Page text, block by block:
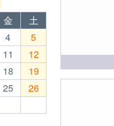
金
土
4
5
11
12
18
19
25
26